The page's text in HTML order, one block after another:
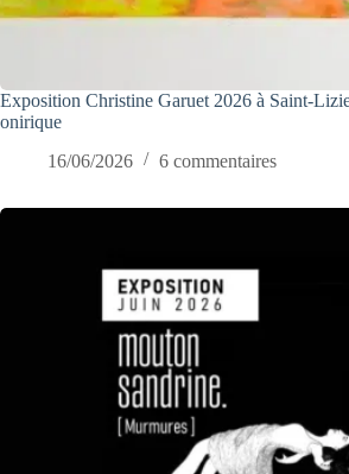
Exposition Christine Garuet 2026 à Saint-
onirique
16/06/2026
6 commentaires